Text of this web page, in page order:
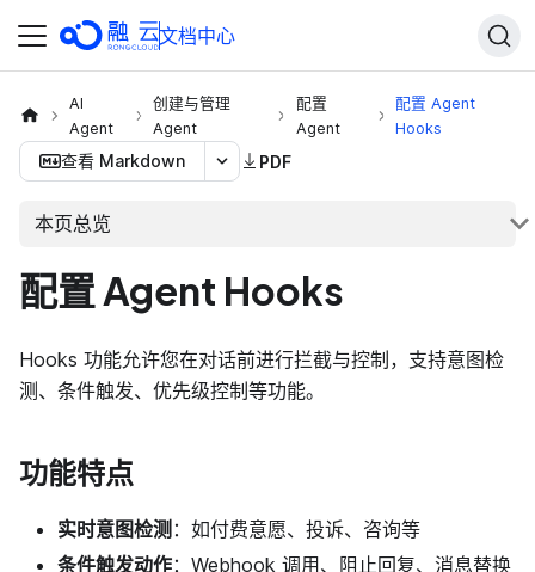
文档中心
AI
Agent
创建与管理
Agent
配置
Agent
配置 Agent
Hooks
查看 Markdown PDF
本页总览
配置 Agent Hooks
Hooks 功能允许您在对话前进行拦截与控制，支持意图检
测、条件触发、优先级控制等功能。
功能特点
实时意图检测 ：如付费意愿、投诉、咨询等
条件触发动作：Webhook 调用、阻止回复、消息替换